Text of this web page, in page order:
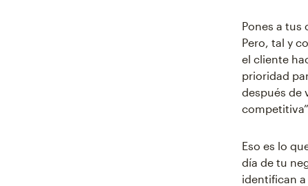
Pones a tus
Pero, tal y
el cliente
prioridad
después de
Eso es lo
día de tu
identifican